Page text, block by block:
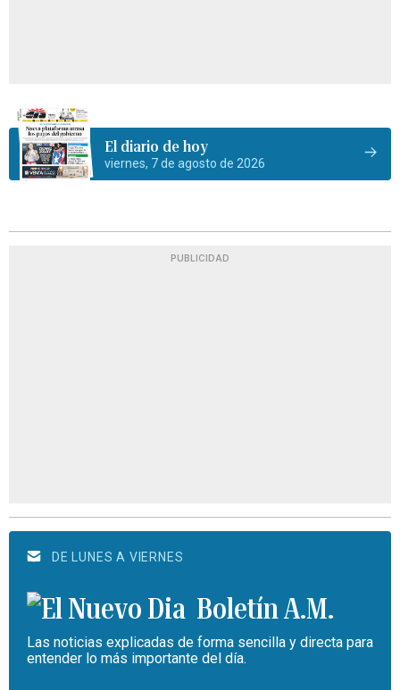
El diario de hoy
viernes, 7 de agosto de 2026
PUBLICIDAD
DE LUNES A VIERNES
Boletín A.M.
Las noticias explicadas de forma sencilla y directa para
entender lo más importante del día.